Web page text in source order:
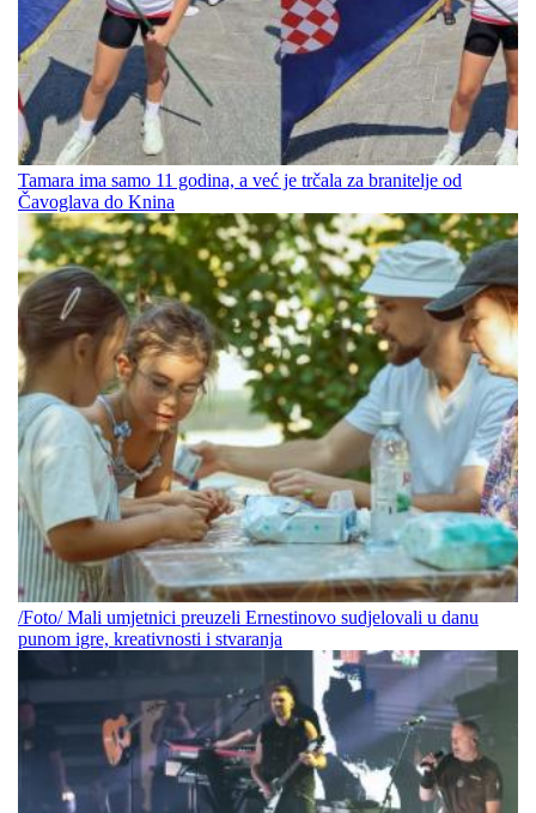
Tamara ima samo 11 godina, a već je trčala za branitelje od
Čavoglava do Knina
/Foto/ Mali umjetnici preuzeli Ernestinovo sudjelovali u danu
punom igre, kreativnosti i stvaranja